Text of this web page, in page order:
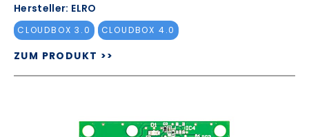
Hersteller: ELRO
CLOUDBOX 3.0 CLOUDBOX 4.0
ZUM PRODUKT >>